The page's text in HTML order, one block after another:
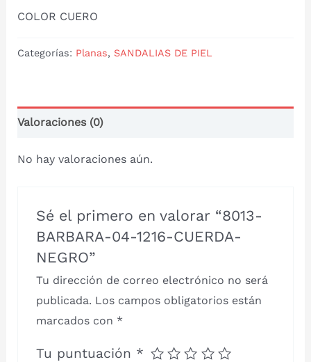
COLOR CUERO
Categorías: Planas, SANDALIAS DE PIEL
Valoraciones (0)
No hay valoraciones aún.
Sé el primero en valorar “8013-
BARBARA-04-1216-CUERDA-
NEGRO”
Tu dirección de correo electrónico no será
publicada. Los campos obligatorios están
marcados con *
Tu puntuación *